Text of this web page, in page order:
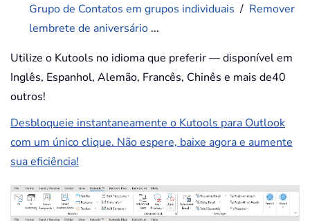
Grupo de Contatos em grupos individuais / Remover
lembrete de aniversário ...
Utilize o Kutools no idioma que preferir — disponível em
Inglês, Espanhol, Alemão, Francês, Chinês e mais de40
outros!
Desbloqueie instantaneamente o Kutools para Outlook
com um único clique. Não espere, baixe agora e aumente
sua eficiência!